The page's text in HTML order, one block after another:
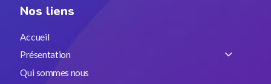
Nos liens
Accueil
Présentation
Qui sommes nous